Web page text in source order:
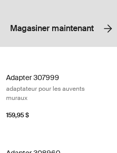
Magasiner maintenant
Adapter 307999
adaptateur pour les auvents
muraux
159,95 $